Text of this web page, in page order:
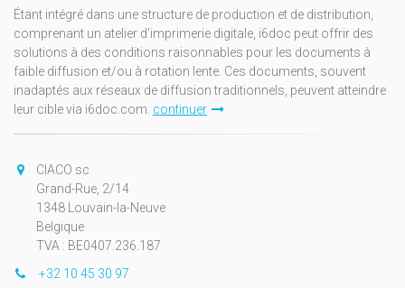
Étant intégré dans une structure de production et de distribution,
comprenant un atelier d'imprimerie digitale, i6doc peut offrir des
solutions à des conditions raisonnables pour les documents à
faible diffusion et/ou à rotation lente. Ces documents, souvent
inadaptés aux réseaux de diffusion traditionnels, peuvent atteindre
leur cible via i6doc.com. continuer
CIACO sc
Grand-Rue, 2/14
1348 Louvain-la-Neuve
Belgique
TVA : BE0407.236.187
+32 10 45 30 97